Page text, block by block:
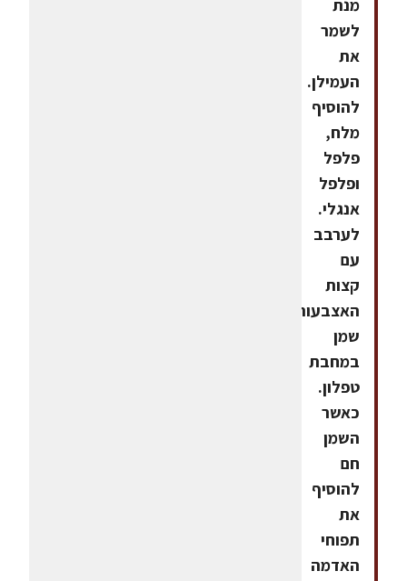
מנת
לשמר
את
העמילן.
להוסיף
מלח,
פלפל
ופלפל
אנגלי.
לערבב
עם
קצות
האצבעות.לחמם
שמן
במחבת
טפלון.
כאשר
השמן
חם
להוסיף
את
תפוחי
האדמה